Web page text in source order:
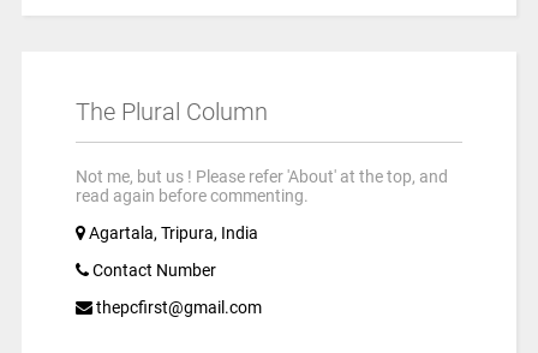
The Plural Column
Not me, but us ! Please refer 'About' at the top, and
read again before commenting.
Agartala, Tripura, India
Contact Number
thepcfirst@gmail.com